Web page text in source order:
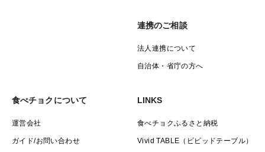
連携のご相談
法人連携について
自治体・省庁の方へ
食べチョクについて
運営会社
ガイド/お問い合わせ
LINKS
食べチョクふるさと納税
Vivid TABLE（ビビッドテーブル）